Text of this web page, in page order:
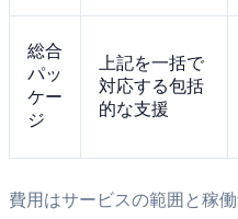
総合
パッ
ケー
ジ
上記を一括で
対応する包括
的な支援
費用はサービスの範囲と稼